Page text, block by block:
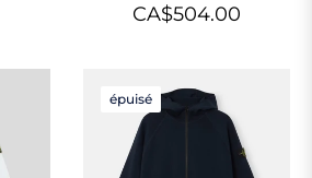
CA$504.00
épuisé